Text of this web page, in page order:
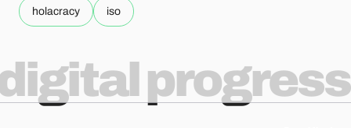
holacracy iso
progress